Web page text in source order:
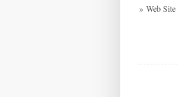
» Web Site